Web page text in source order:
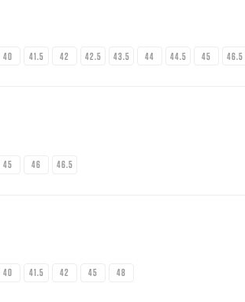
40 41.5 42 42.5 43.5 44 44.5 45 46.5
45 46 46.5
40 41.5 42 45 48